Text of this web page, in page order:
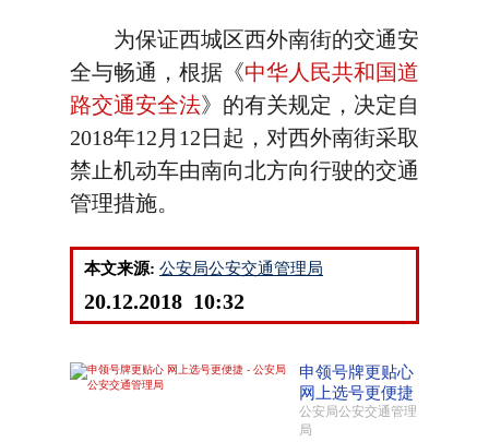
为保证西城区西外南街的交通安
全与畅通，根据《中华人民共和国道
路交通安全法》的有关规定，决定自
2018年12月12日起，对西外南街采取
禁止机动车由南向北方向行驶的交通
管理措施。
本文来源: 公安局公安交通管理局
20.12.2018 10:32
申领号牌更贴心
网上选号更便捷
公安局公安交通管理
局